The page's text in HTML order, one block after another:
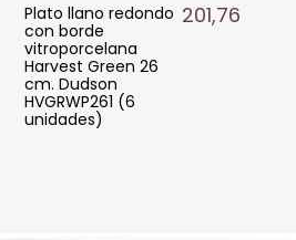
Plato llano redondo
con borde
vitroporcelana
Harvest Green 26
cm. Dudson
HVGRWP261 (6
unidades)
201,76 €